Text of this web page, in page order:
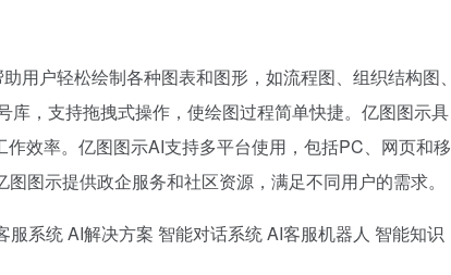
用户轻松绘制各种图表和图形，如流程图、组织结构图、
，支持拖拽式操作，使绘图过程简单快捷。亿图图示具
效率。亿图图示AI支持多平台使用，包括PC、网页和移
图示提供政企服务和社区资源，满足不同用户的需求。
服系统AI解决方案 智能对话系统AI客服机器人 智能知识